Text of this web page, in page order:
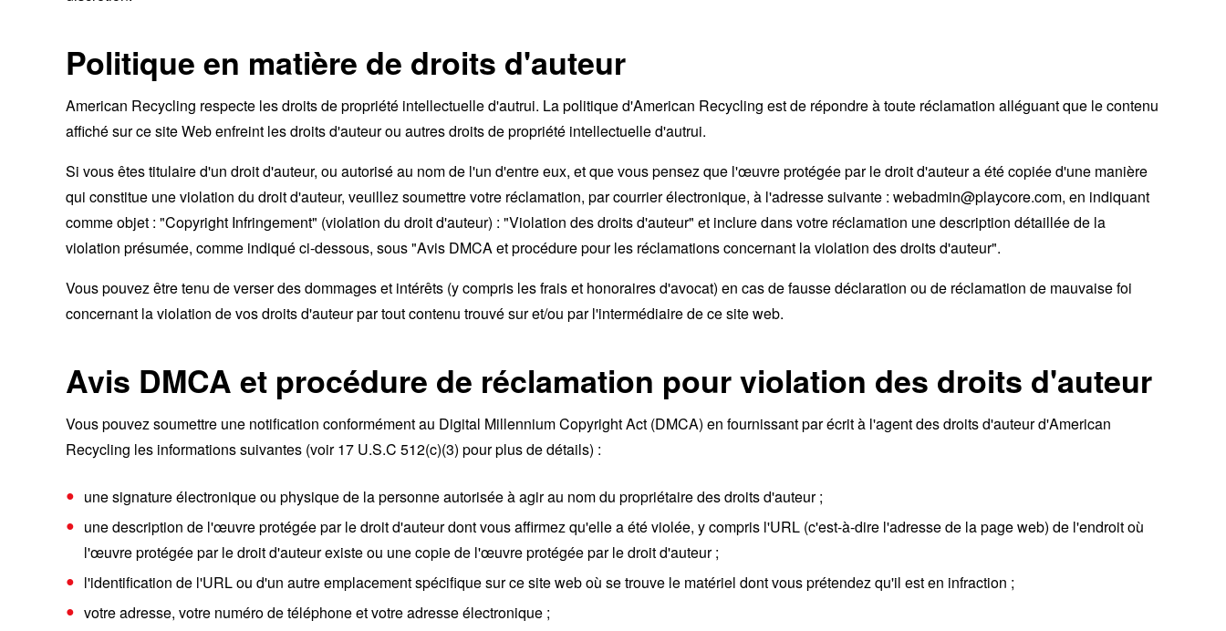
Politique en matière de droits d'auteur
American Recycling respecte les droits de propriété intellectuelle d'autrui. La politique d'American Recycling est de répondre à toute réclamation alléguant que le contenu
affiché sur ce site Web enfreint les droits d'auteur ou autres droits de propriété intellectuelle d'autrui.
Si vous êtes titulaire d'un droit d'auteur, ou autorisé au nom de l'un d'entre eux, et que vous pensez que l'œuvre protégée par le droit d'auteur a été copiée d'une manière
qui constitue une violation du droit d'auteur, veuillez soumettre votre réclamation, par courrier électronique, à l'adresse suivante : webadmin@playcore.com, en indiquant
comme objet : "Copyright Infringement" (violation du droit d'auteur) : "Violation des droits d'auteur" et inclure dans votre réclamation une description détaillée de la
violation présumée, comme indiqué ci-dessous, sous "Avis DMCA et procédure pour les réclamations concernant la violation des droits d'auteur".
Vous pouvez être tenu de verser des dommages et intérêts (y compris les frais et honoraires d'avocat) en cas de fausse déclaration ou de réclamation de mauvaise foi
concernant la violation de vos droits d'auteur par tout contenu trouvé sur et/ou par l'intermédiaire de ce site web.
Avis DMCA et procédure de réclamation pour violation des droits d'auteur
Vous pouvez soumettre une notification conformément au Digital Millennium Copyright Act (DMCA) en fournissant par écrit à l'agent des droits d'auteur d'American
Recycling les informations suivantes (voir 17 U.S.C 512(c)(3) pour plus de détails) :
une signature électronique ou physique de la personne autorisée à agir au nom du propriétaire des droits d'auteur ;
une description de l'œuvre protégée par le droit d'auteur dont vous affirmez qu'elle a été violée, y compris l'URL (c'est-à-dire l'adresse de la page web) de l'endroit où
l'œuvre protégée par le droit d'auteur existe ou une copie de l'œuvre protégée par le droit d'auteur ;
l'identification de l'URL ou d'un autre emplacement spécifique sur ce site web où se trouve le matériel dont vous prétendez qu'il est en infraction ;
votre adresse, votre numéro de téléphone et votre adresse électronique ;